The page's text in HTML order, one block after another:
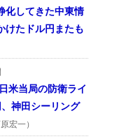
化してきた中東情
けたドル円またも
米当局の防衛ライ
神田シーリング
原宏一）